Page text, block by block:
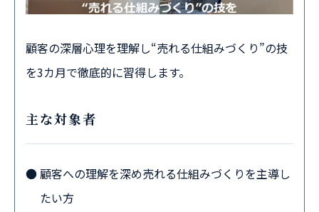
顧客の深層心理を理解し“売れる仕組みづくり”の技
を3カ月で徹底的に習得します。
主な対象者
顧客への理解を深め売れる仕組みづくりを主導し
たい方